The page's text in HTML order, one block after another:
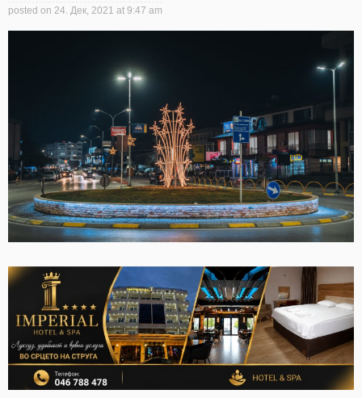
posted on 24. Дек, 2021 at 9:47 am